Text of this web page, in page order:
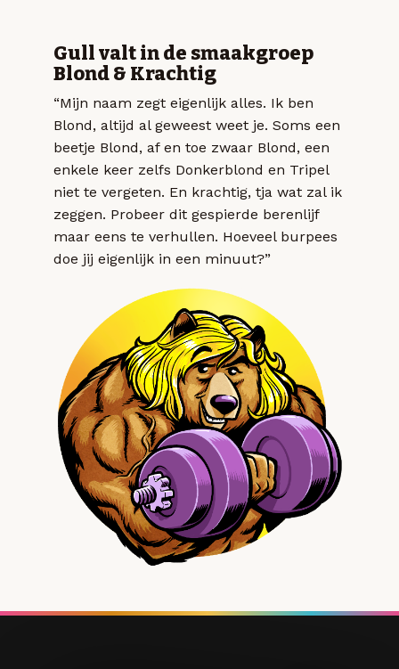
Gull valt in de smaakgroep
Blond & Krachtig
“Mijn naam zegt eigenlijk alles. Ik ben
Blond, altijd al geweest weet je. Soms een
beetje Blond, af en toe zwaar Blond, een
enkele keer zelfs Donkerblond en Tripel
niet te vergeten. En krachtig, tja wat zal ik
zeggen. Probeer dit gespierde berenlijf
maar eens te verhullen. Hoeveel burpees
doe jij eigenlijk in een minuut?”